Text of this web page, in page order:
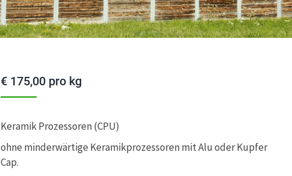
€ 175,00 pro kg
Keramik Prozessoren (CPU)
ohne minderwärtige Keramikprozessoren mit Alu oder Kupfer
Cap.